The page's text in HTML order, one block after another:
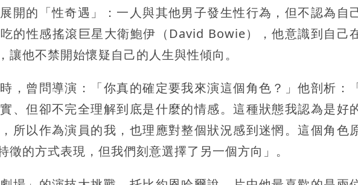
開的「性奇遇」：一人與其他男子發生性行為，但不認為自
的性感搖滾巨星大衛鮑伊（David Bowie），他意識到自己
他不禁開始懷疑自己的人生與性傾向。
，曾問導演：「你真的確定要我來演這個角色？」他剖析：
、但卻不完全理解到底是什麼的情感。這種狀態我認為是好
所以作為演員的我，也理應對整個狀況感到迷惘。這個角色
徵的方式表現，但我們刻意選擇了另一個方向」。